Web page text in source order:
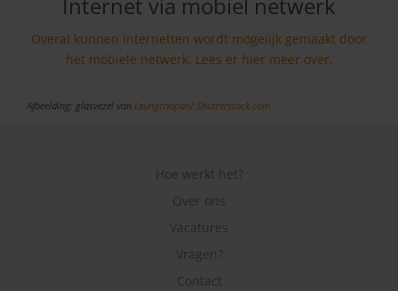
Internet via mobiel netwerk
Overal kunnen internetten wordt mogelijk gemaakt door
het mobiele netwerk. Lees er hier meer over.
Afbeelding: glasvezel van Leungchopan/Shutterstock.com
Hoe werkt het?
Over ons
Vacatures
Vragen?
Contact